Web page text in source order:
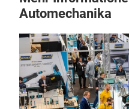
Automechanika